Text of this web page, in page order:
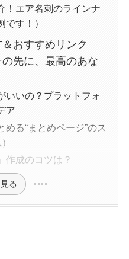
！エア名刺のラインナ
です！）
おすすめリンク
先に、最高のあな
いいの？プラットフォ
ア
る“まとめページ”のス
作成のコツは？
る